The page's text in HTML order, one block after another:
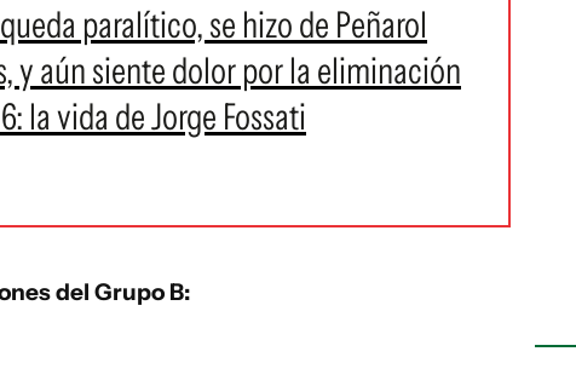
paralítico, se hizo de Peñarol
y aún siente dolor por la eliminación
la vida de Jorge Fossati
del Grupo B: